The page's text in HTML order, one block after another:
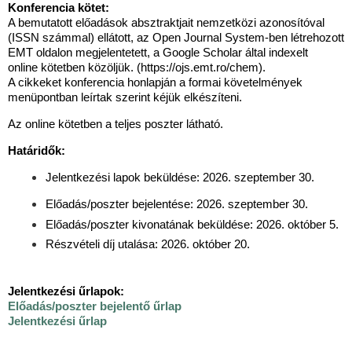
Konferencia kötet:
A bemutatott előadások absztraktjait nemzetközi azonosítóval
(ISSN számmal) ellátott, az Open Journal System-ben létrehozott
EMT oldalon megjelentetett, a Google Scholar által indexelt
online kötetben közöljük. (https://ojs.emt.ro/chem).
A cikkeket konferencia honlapján a formai követelmények
menüpontban leírtak szerint kéjük elkészíteni.
Az online kötetben a teljes poszter látható.
Határidők:
Jelentkezési lapok beküldése: 2026. szeptember 30.
Előadás/poszter bejelentése: 2026. szeptember 30.
Előadás/poszter kivonatának beküldése: 2026. október 5.
Részvételi díj utalása: 2026. október 20.
Jelentkezési űrlapok:
Előadás/poszter bejelentő űrlap
Jelentkezési űrlap